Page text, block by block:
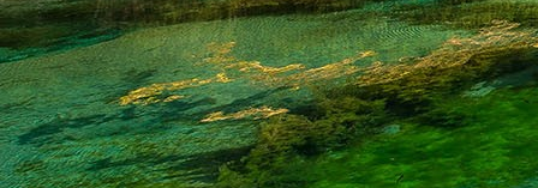
Kitágíthatom-e annyira a lelkem,
Hogy a kozmikus Igével
Melynek csíráját már magába
Úgy sejtem, hogy új erőre kapva
Lelkemet méltóvá kell tennem arra,
Hogy önmagát a szellem ruhájává
19. hét